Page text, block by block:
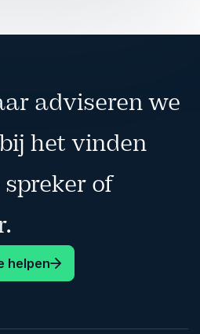
adviseren we
het vinden
of
helpen